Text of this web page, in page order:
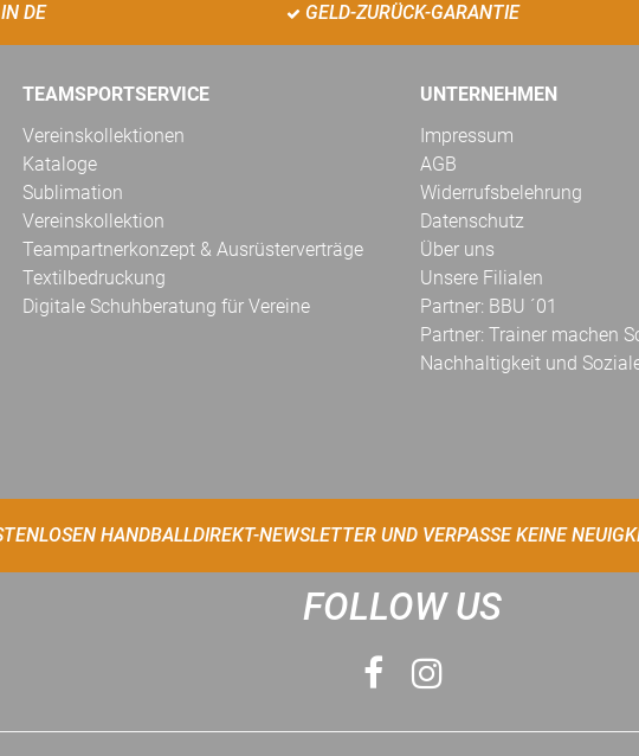
DE GELD-ZURÜCK-GARANTIE
TEAMSPORTSERVICE
Vereinskollektionen
Kataloge
Sublimation
Vereinskollektion
Teampartnerkonzept & Ausrüsterverträge
Textilbedruckung
Digitale Schuhberatung für Vereine
UNTERNEHMEN
Impressum
AGB
Widerrufsbelehrung
Datenschutz
Über uns
Unsere Filialen
Partner: BBU ´01
Partner: Trainer machen
Nachhaltigkeit und
HANDBALLDIREKT-NEWSLETTER UND VERPASSE KEINE
FOLLOW US